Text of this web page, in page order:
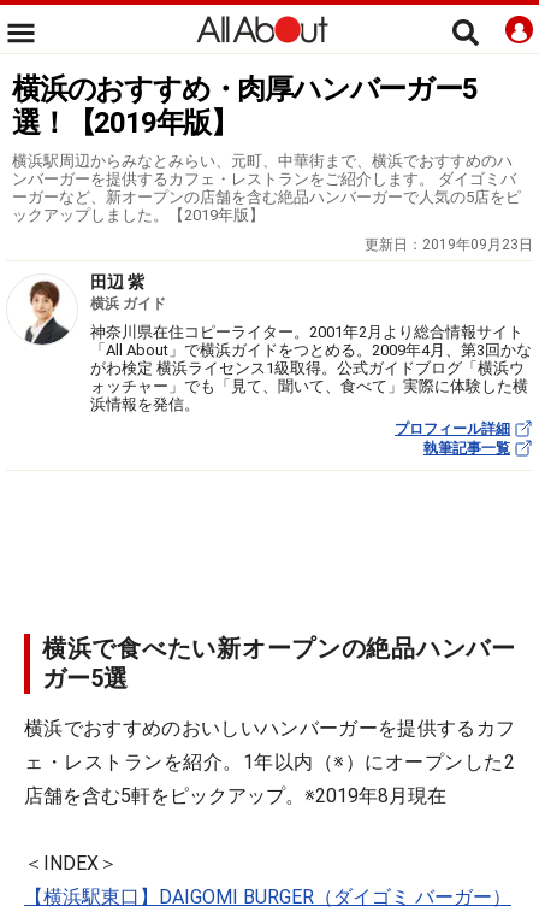
横浜のおすすめ・肉厚ハンバーガー5
選！【2019年版】
横浜駅周辺からみなとみらい、元町、中華街まで、横浜でおすすめのハ
ンバーガーを提供するカフェ・レストランをご紹介します。 ダイゴミバ
ーガーなど、新オープンの店舗を含む絶品ハンバーガーで人気の5店をピ
ックアップしました。【2019年版】
更新日： 2019年09月23日
田辺 紫
横浜 ガイド
神奈川県在住コピーライター。2001年2月より総合情報サイト
「All About」で横浜ガイドをつとめる。2009年4月、第3回かな
がわ検定 横浜ライセンス1級取得。公式ガイドブログ「横浜ウ
ォッチャー」でも「見て、聞いて、食べて」実際に体験した横
浜情報を発信。
プロフィール詳細
執筆記事一覧
横浜で食べたい新オープンの絶品ハンバー
ガー5選
横浜でおすすめのおいしいハンバーガーを提供するカフ
ェ・レストランを紹介。1年以内（※）にオープンした2
店舗を含む5軒をピックアップ。※2019年8月現在
＜INDEX＞
【横浜駅東口】DAIGOMI BURGER（ダイゴミ バーガー）